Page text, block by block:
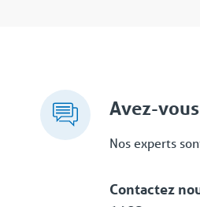
Avez-
Nos experts
Contactez